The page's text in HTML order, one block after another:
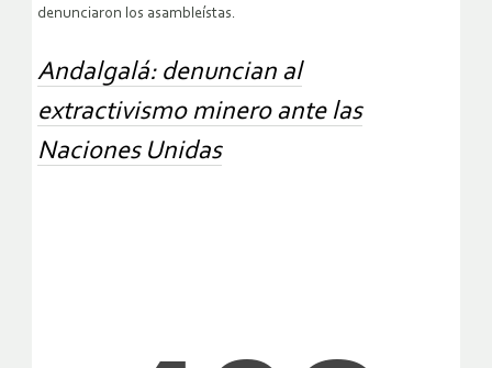
denunciaron los asambleístas.
Andalgalá: denuncian al
extractivismo minero ante las
Naciones Unidas